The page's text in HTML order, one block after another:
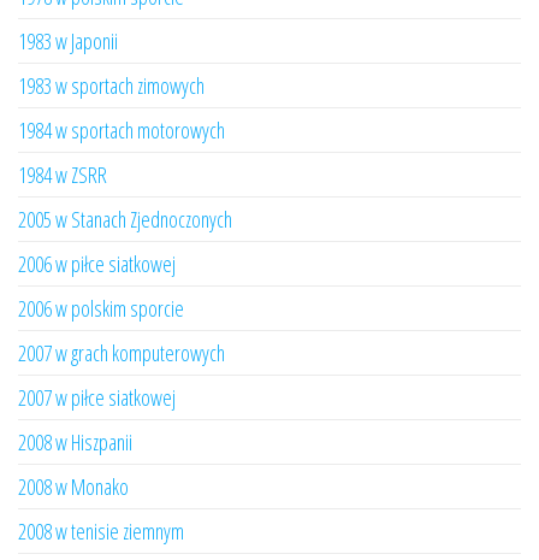
1983 w Japonii
1983 w sportach zimowych
1984 w sportach motorowych
1984 w ZSRR
2005 w Stanach Zjednoczonych
2006 w piłce siatkowej
2006 w polskim sporcie
2007 w grach komputerowych
2007 w piłce siatkowej
2008 w Hiszpanii
2008 w Monako
2008 w tenisie ziemnym